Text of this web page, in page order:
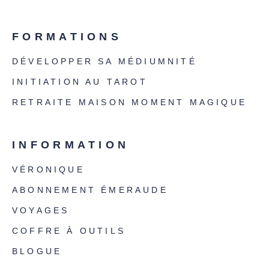
FORMATIONS
DÉVELOPPER SA MÉDIUMNITÉ
INITIATION AU TAROT
RETRAITE MAISON MOMENT MAGIQUE
INFORMATION
VÉRONIQUE
ABONNEMENT ÉMERAUDE
VOYAGES
COFFRE À OUTILS
BLOGUE